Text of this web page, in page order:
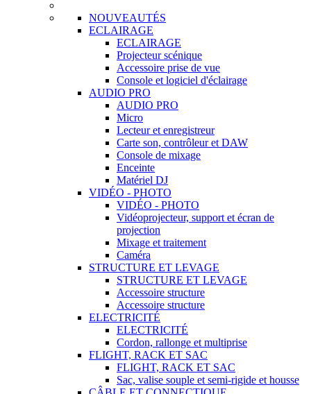
NOUVEAUTÉS
ECLAIRAGE
ECLAIRAGE
Projecteur scénique
Accessoire prise de vue
Console et logiciel d'éclairage
AUDIO PRO
AUDIO PRO
Micro
Lecteur et enregistreur
Carte son, contrôleur et DAW
Console de mixage
Enceinte
Matériel DJ
VIDÉO - PHOTO
VIDÉO - PHOTO
Vidéoprojecteur, support et écran de
projection
Mixage et traitement
Caméra
STRUCTURE ET LEVAGE
STRUCTURE ET LEVAGE
Accessoire structure
Accessoire structure
ELECTRICITÉ
ELECTRICITÉ
Cordon, rallonge et multiprise
FLIGHT, RACK ET SAC
FLIGHT, RACK ET SAC
Sac, valise souple et semi-rigide et housse